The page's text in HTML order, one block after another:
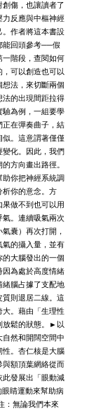
傷，也讓讀者了
力反應與中樞神經
。作者將這本書設
能回頭參考──假
一階段，查閱如何
可以創造也可以
法，來切斷兩個
法的出現間距拉得
驗為例，一組要學
正在彈奏曲子，結
似。這意謂著僅僅
變化。因此，我們
方向畫出路徑。
你把神經系統調
析你的意念。方
做不到也可以用
。連續吸氣兩次
囊）再次打開，
氣的攝入量，並有
大腦發出的一個
因為處於高度情緒
緒腦占據了支配地
則退居二線。這
。藉由「生理性
放鬆的狀態。►以
然和開闊空間中
性。杏仁核是大腦
與額頂葉網絡從而
此發展出「眼動減
睛運動來幫助病
：無論我們本來